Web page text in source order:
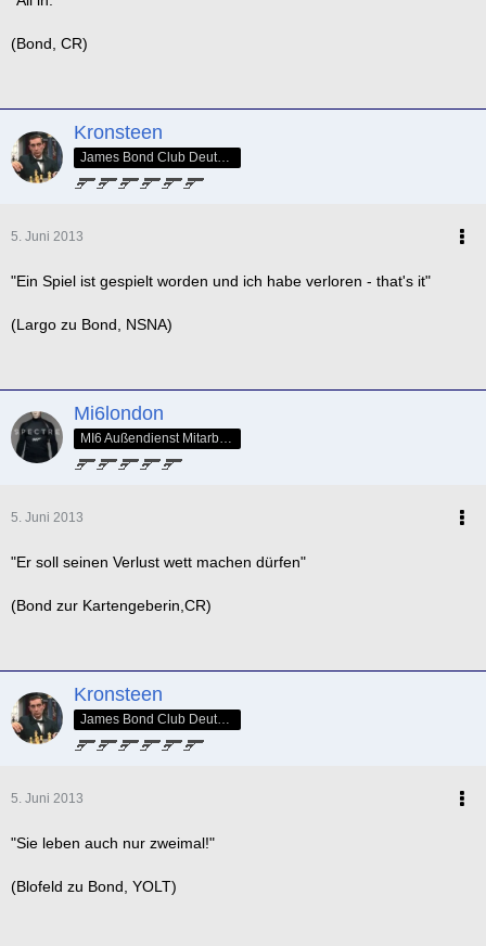
(Bond, CR)
Kronsteen
James Bond Club Deutschland - SPECTRE Nr. 005
5. Juni 2013
"Ein Spiel ist gespielt worden und ich habe verloren - that's it"
(Largo zu Bond, NSNA)
Mi6london
5. Juni 2013
"Er soll seinen Verlust wett machen dürfen"
(Bond zur Kartengeberin,CR)
Kronsteen
5. Juni 2013
"Sie leben auch nur zweimal!"
(Blofeld zu Bond, YOLT)